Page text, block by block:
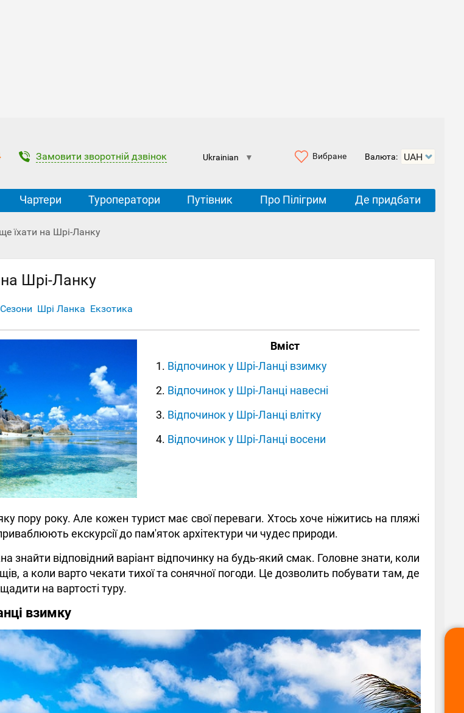
Замовити зворотній дзвінок Ukrainian ▼ Вибране Валюта:
Чартери Туроператори Путівник Про Пілігрим Де придбати
їхати на Шрі-Ланку
Шрі-Ланку
Сезони Шрі Ланка Екзотика
Вміст
Відпочинок у Шрі-Ланці взимку
Відпочинок у Шрі-Ланці навесні
Відпочинок у Шрі-Ланці влітку
Відпочинок у Шрі-Ланці восени
пору року. Але кожен турист має свої переваги. Хтось хоче ніжитись на пляжі
екскурсії до пам'яток архітектури чи чудес природи.
знайти відповідний варіант відпочинку на будь-який смак. Головне знати, коли
а коли варто чекати тихої та сонячної погоди. Це дозволить побувати там, де
на вартості туру.
взимку